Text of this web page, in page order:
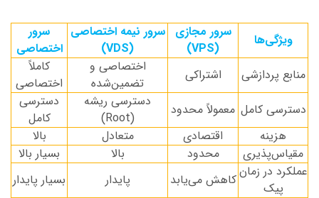
ویژگی‌ها
سرور مجازی
سرور نیمه اختصاصی
سرور
اختصاصی
منابع پردازشی
اشتراکی
اختصاصی و
تضمین‌شده
کاملاً
اختصاصی
کامل معمولاً محدود
دسترسی ریشه
دسترسی
کامل
هزینه
اقتصادی متعادل
مقیاس‌پذیری
محدود
بسیار بالا
در زمان
پیک
کاهش می‌یابد پایدار بسیار پایدار